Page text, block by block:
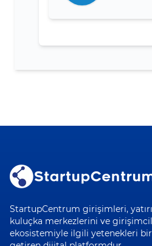
StartupCentrum girişimleri,
kuluçka merkezlerini ve
ekosistemiyle ilgili yetenekleri bir